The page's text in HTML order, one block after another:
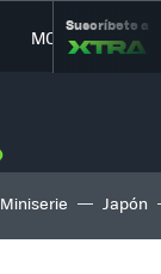
MOVILIDAD
Suscríbete a
Miniserie Japón